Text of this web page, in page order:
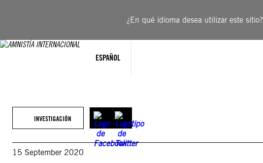
¿En qué idioma desea utilizar este sitio?
ESPAÑOL
INVESTIGACIÓN
15 September 2020